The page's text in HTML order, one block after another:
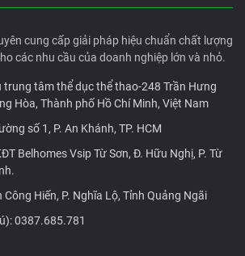
cung cấp giải pháp hiệu chuẩn chất lượng
các nhu cầu của doanh nghiệp lớn và nhỏ.
trung tâm thể dục thể thao-248 Trần Hưng
Hòa, Thành phố Hồ Chí Minh, Việt Nam
số 1, P. An Khánh, TP. HCM
Belhomes Vsip Từ Sơn, Đ. Hữu Nghị, P. Từ
Công Hiến, P. Nghĩa Lộ, Tỉnh Quảng Ngãi
0387.685.781